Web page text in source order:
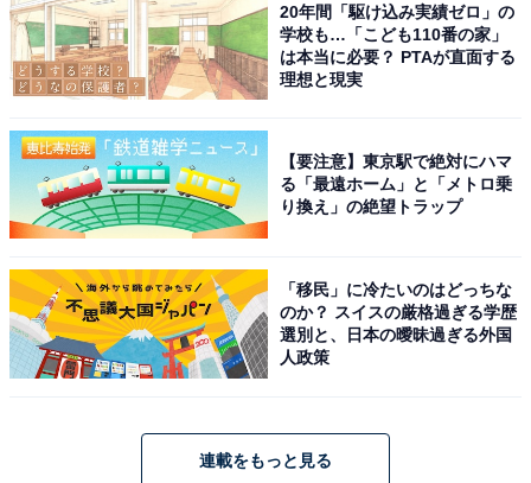
【Amazonお買い得情報】ゼンハイザー「ワ
イヤレスイヤホン」が特別価格で登場中【5
月12日】
20年間「駆け込み実績ゼロ」の
学校も…「こども110番の家」
は本当に必要？ PTAが直面する
理想と現実
【要注意】東京駅で絶対にハマ
る「最遠ホーム」と「メトロ乗
り換え」の絶望トラップ
「移民」に冷たいのはどっちな
のか？ スイスの厳格過ぎる学歴
選別と、日本の曖昧過ぎる外国
人政策
連載をもっと見る